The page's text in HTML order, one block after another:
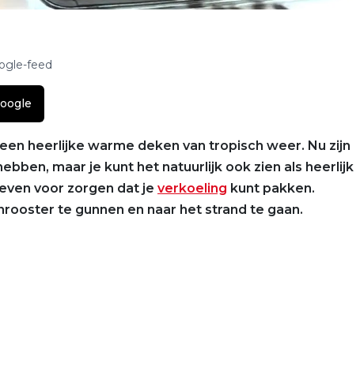
feed
heerlijke warme deken van tropisch weer. Nu zijn
maar je kunt het natuurlijk ook zien als heerlijk
voor zorgen dat je verkoeling kunt pakken.
te gunnen en naar het strand te gaan.